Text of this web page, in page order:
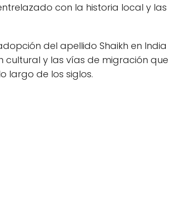
con la historia local y las
del apellido Shaikh en India
cultural y las vías de migración que
largo de los siglos.